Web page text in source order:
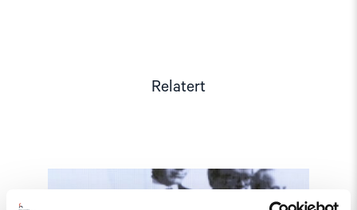
Relatert
Read
article